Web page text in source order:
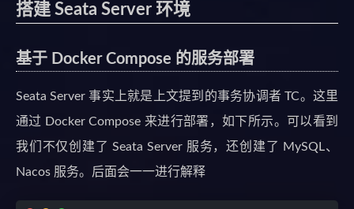
搭建 Seata Server 环境
基于 Docker Compose 的服务部署
Seata Server 事实上就是上文提到的事务协调者 TC。这里
通过 Docker Compose 来进行部署，如下所示。可以看到
我们不仅创建了 Seata Server 服务，还创建了 MySQL、
Nacos 服务。后面会一一进行解释